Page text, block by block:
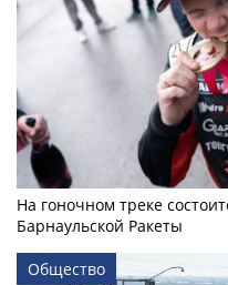
На гоночном треке
Барнаульской Ракеты
Общество